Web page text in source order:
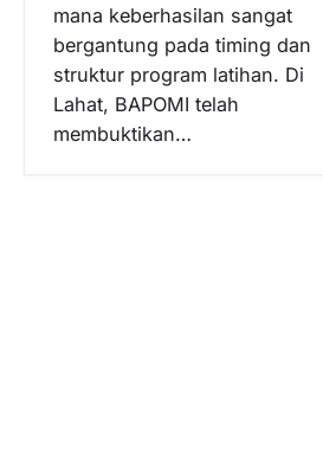
mana keberhasilan sangat
bergantung pada timing dan
struktur program latihan. Di
Lahat, BAPOMI telah
membuktikan…